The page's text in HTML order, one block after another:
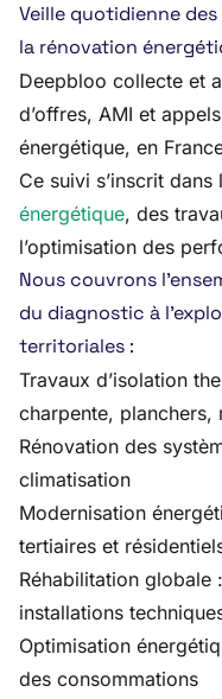
Veille quotidienne
la rénovation
Deepbloo collecte et
d’offres, AMI et
énergétique, en
Ce suivi s’inscrit dans
énergétique, des
l’optimisation des
Nous couvrons
du diagnostic à
territoriales :
Travaux d’isolation
charpente, planchers,
Rénovation des
climatisation
Modernisation
tertiaires et
Réhabilitation globale
installations
Optimisation
des consommations